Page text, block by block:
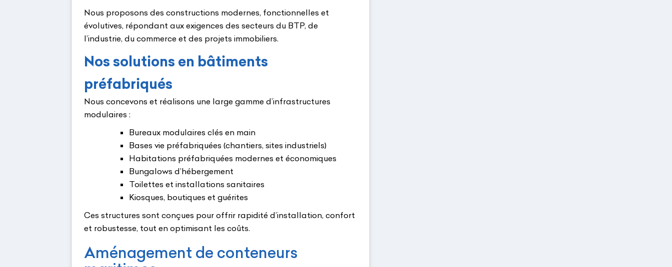
Nous proposons des constructions modernes, fonctionnelles et
évolutives, répondant aux exigences des secteurs du BTP, de
l’industrie, du commerce et des projets immobiliers.
Nos solutions en bâtiments
préfabriqués
Nous concevons et réalisons une large gamme d’infrastructures
modulaires :
Bureaux modulaires clés en main
Bases vie préfabriquées (chantiers, sites industriels)
Habitations préfabriquées modernes et économiques
Bungalows d’hébergement
Toilettes et installations sanitaires
Kiosques, boutiques et guérites
Ces structures sont conçues pour offrir rapidité d’installation, confort
et robustesse, tout en optimisant les coûts.
Aménagement de conteneurs